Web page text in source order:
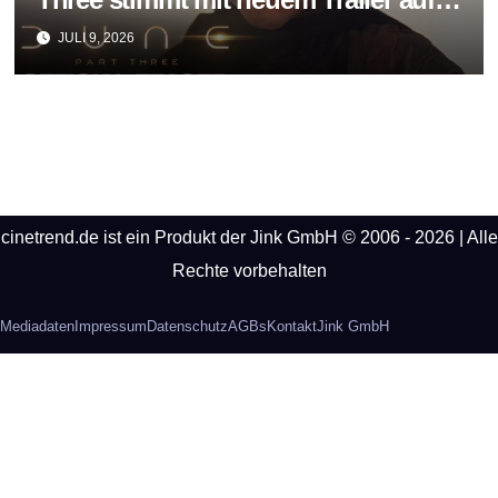
das große Ende der Saga ein
JULI 9, 2026
cinetrend.de ist ein Produkt der Jink GmbH © 2006 - 2026 | Alle
Rechte vorbehalten
Mediadaten Impressum DatenschutzAGBs KontaktJink GmbH